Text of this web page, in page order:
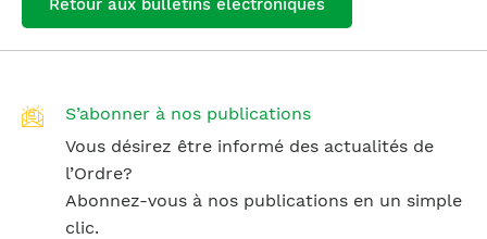
Retour aux bulletins électroniques
S’abonner à nos publications
Vous désirez être informé des actualités de
l’Ordre?
Abonnez-vous à nos publications en un simple
clic.